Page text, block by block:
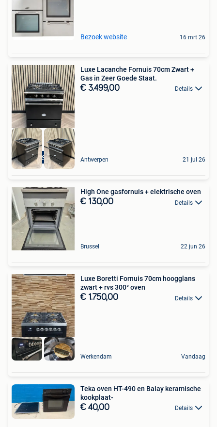
Bezoek website 16 mrt 26
Top Staat
Luxe Lacanche Fornuis 70cm Zwart +
Gas in Zeer Goede Staat.
€ 3.499,00 Details
Antwerpen 21 jul 26
High One gasfornuis + elektrische oven
€ 130,00 Details
Brussel 22 jun 26
Luxe Boretti Fornuis 70cm hoogglans
zwart + rvs 300° oven
€ 1.750,00 Details
Werkendam Vandaag
Teka oven HT-490 en Balay keramische
kookplaat-
€ 40,00 Details